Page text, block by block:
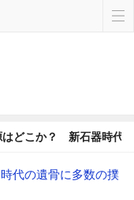
はどこか？ 新石器時代
代の遺骨に多数の撲